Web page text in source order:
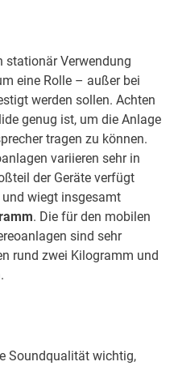
stationär Verwendung
eine Rolle – außer bei
werden sollen. Achten
genug ist, um die Anlage
tragen zu können.
variieren sehr in
der Geräte verfügt
wiegt insgesamt
. Die für den mobilen
sind sehr
rund zwei Kilogramm und
Soundqualität wichtig,